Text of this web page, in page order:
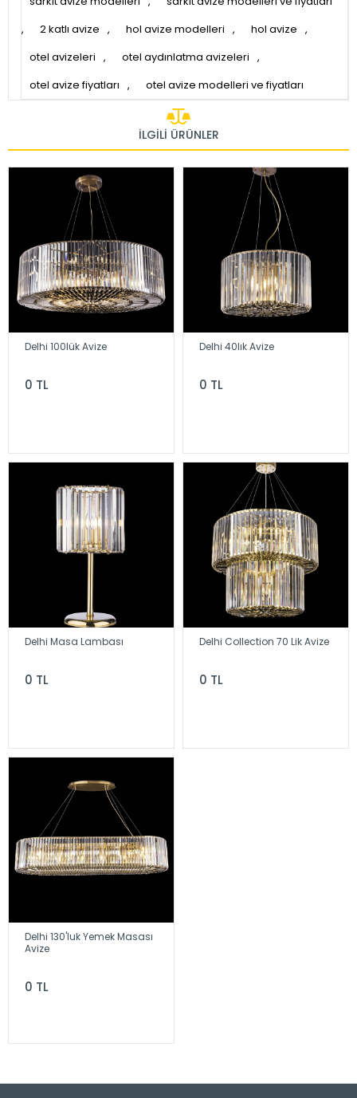
,
2 katlı avize , hol avize modelleri , hol avize ,
otel avizeleri , otel aydınlatma avizeleri ,
otel avize fiyatları , otel avize modelleri ve fiyatları
İLGILI ÜRÜNLER
Delhi 100lük Avize
0 TL
Delhi 40lık Avize
0 TL
Delhi Masa Lambası
0 TL
Delhi Collection 70 Lik Avize
0 TL
Delhi 130'luk Yemek Masası
Avize
0 TL